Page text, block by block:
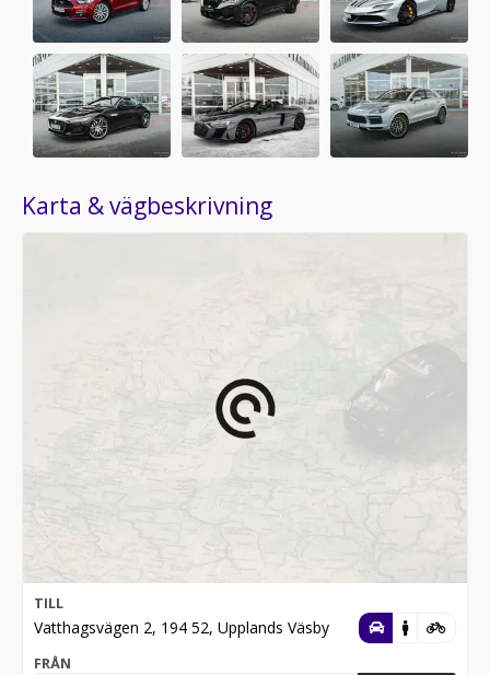
Karta & vägbeskrivning
TILL
Vatthagsvägen 2, 194 52, Upplands Väsby
FRÅN